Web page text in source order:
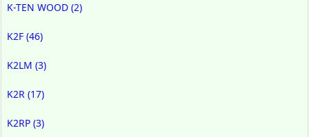
K-TEN WOOD (2)
K2F (46)
K2LM (3)
K2R (17)
K2RP (3)